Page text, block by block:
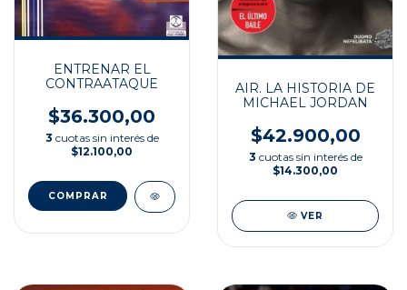
ENTRENAR EL
CONTRAATAQUE
$36.300,00
3 cuotas sin interés de
$12.100,00
AIR. LA HISTORIA DE
MICHAEL JORDAN
$42.900,00
3 cuotas sin interés de
$14.300,00
VER